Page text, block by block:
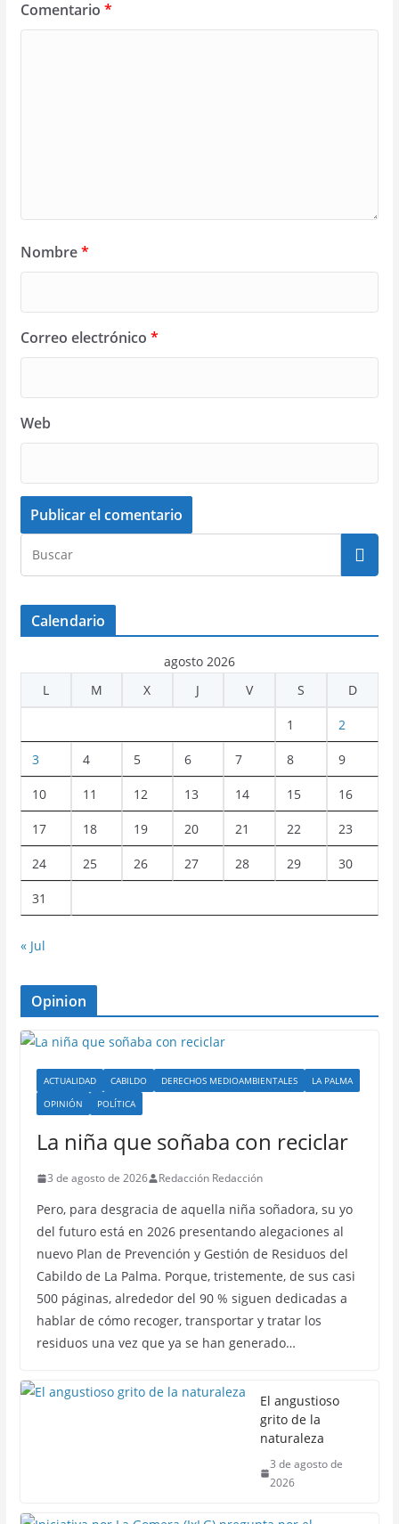
Comentario *
Nombre*
Correo electrónico *
Web
Calendario
agosto 2026
L
M X J V S D
1 2
3 4 5 6 7 8 9
10 11 12 13 14 15 16
17 18 19 20 21 22 23
24 25 26 27 28 29 30
31
« Jul
Opinion
ACTUALIDAD CABILDO DERECHOS MEDIOAMBIENTALES
LA PALMA
OPINIÓN
POLÍTICA
La niña que soñaba con reciclar
3 de agosto de 2026 Redacción Redacción
Pero, para desgracia de aquella niña soñadora, su yo
del futuro está en 2026 presentando alegaciones al
nuevo Plan de Prevención y Gestión de Residuos del
Cabildo de La Palma. Porque, tristemente, de sus casi
500 páginas, alrededor del 90 % siguen dedicadas a
hablar de cómo recoger, transportar y tratar los
residuos una vez que ya se han generado…
El angustioso
grito de la
naturaleza
3 de agosto de
2026